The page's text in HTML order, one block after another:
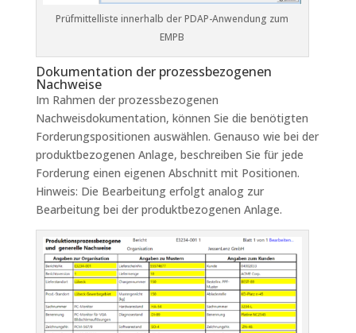
Prüfmittelliste innerhalb der PDAP-Anwendung zum
EMPB
Dokumentation der prozessbezogenen
Nachweise
Im Rahmen der prozessbezogenen
Nachweisdokumentation, können Sie die benötigten
Forderungspositionen auswählen. Genauso wie bei der
produktbezogenen Anlage, beschreiben Sie für jede
Forderung einen eigenen Abschnitt mit Positionen.
Hinweis: Die Bearbeitung erfolgt analog zur
Bearbeitung bei der produktbezogenen Anlage.